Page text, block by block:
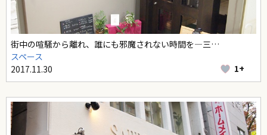
街中の喧騒から離れ、誰にも邪魔されない時間を―三…
スペース
2017.11.30
1+